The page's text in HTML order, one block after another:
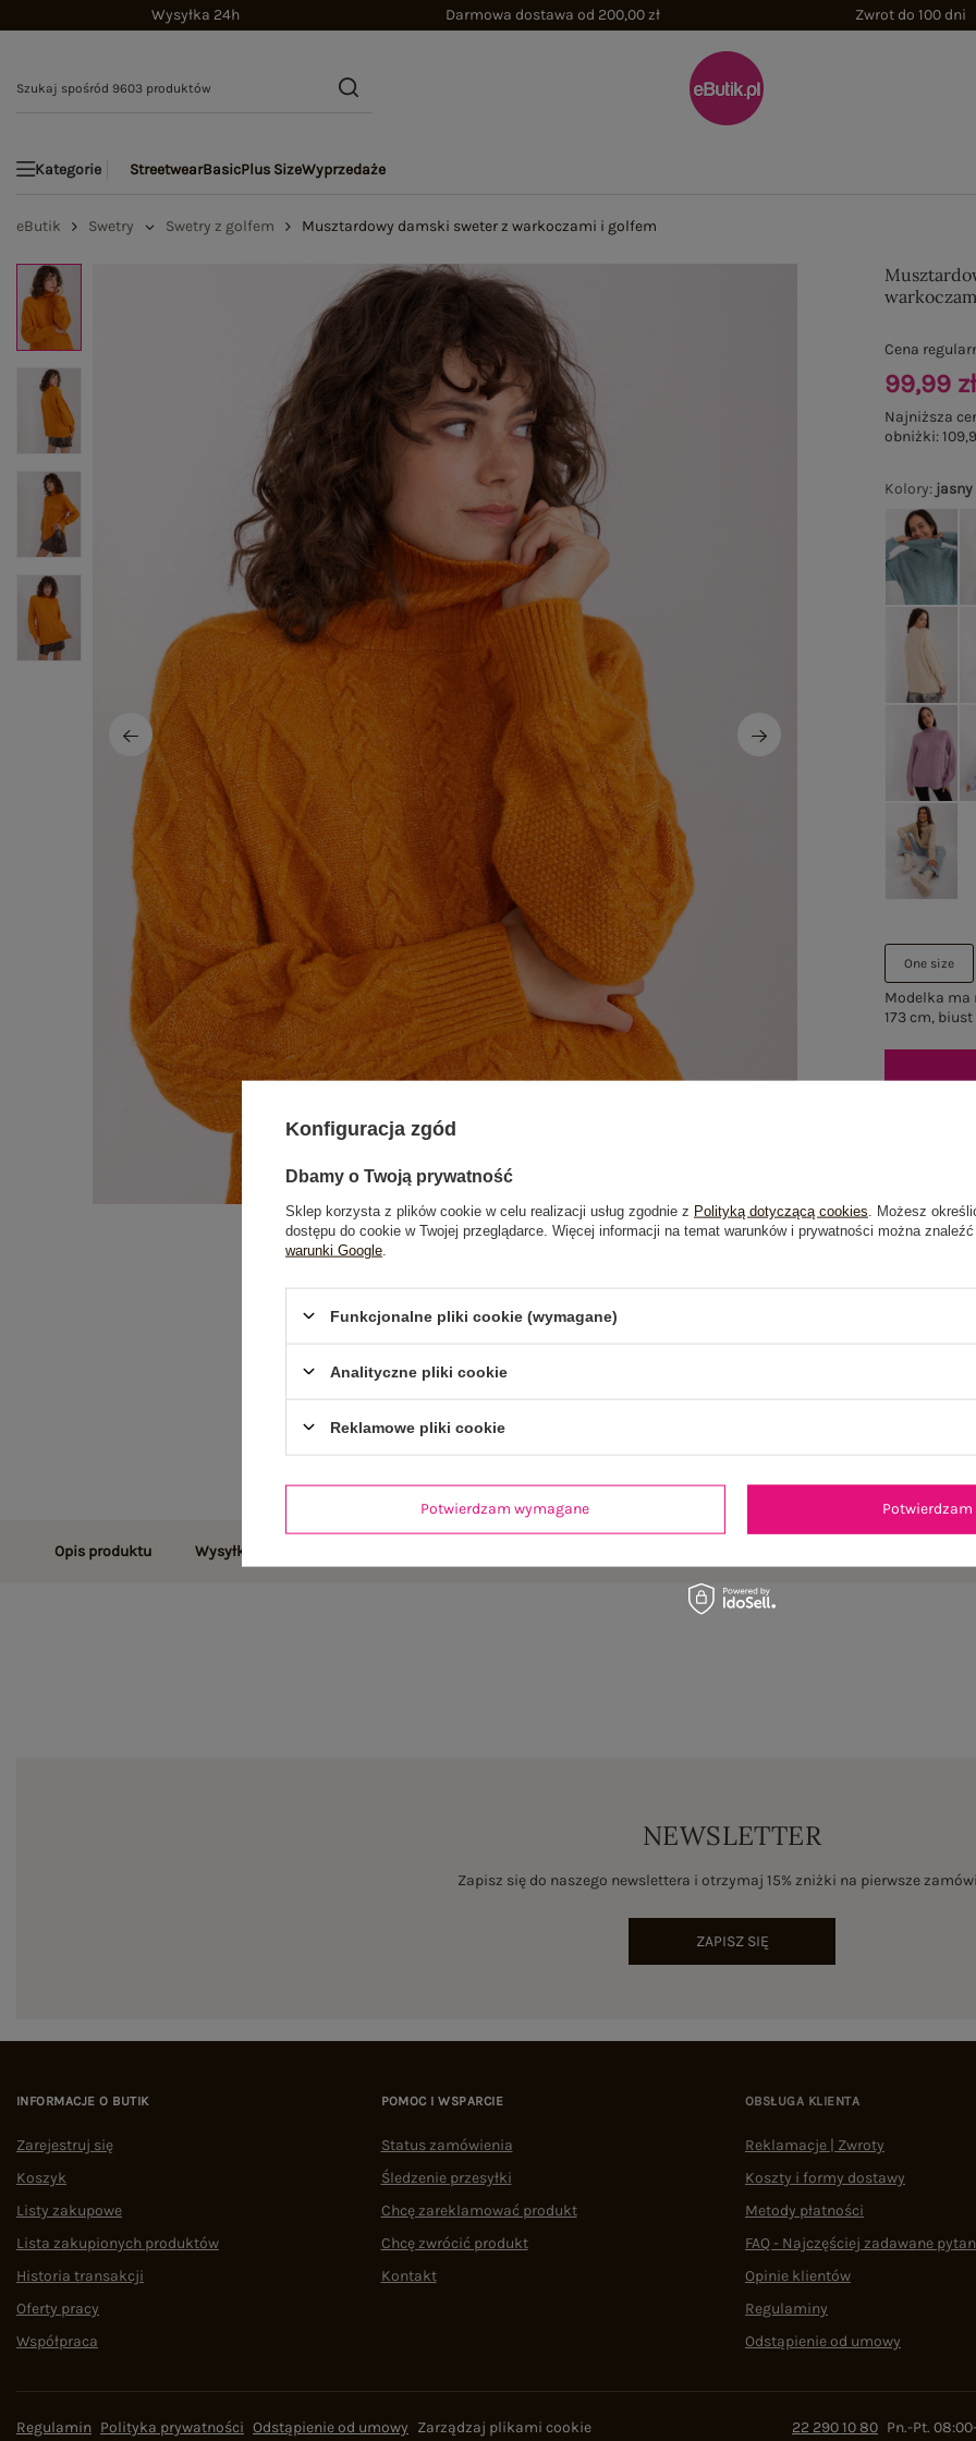
Wysyłka 24h Darmowa dostawa od 200,00 zł Zwrot do 100 dni
Kategorie StreetwearBasicPlus SizeWyprzedaże
eButik Swetry Swetry z golfem Musztardowy damski sweter z warkoczami i golfem
Kolory:
One size
Modelka ma
173 cm,
Cena
99,99
Najniższa
obniżki:
Opis produktu Wysyłka i dostawa
NEWSLETTER
Zapisz się do naszego newslettera i otrzymaj 15% zniżki na pierwsze
ZAPISZ SIĘ
INFORMACJE O BUTIK
Zarejestruj się
Koszyk
Listy zakupowe
Lista zakupionych produktów
Historia transakcji
Oferty pracy
Współpraca
POMOC I WSPARCIE
Status zamówienia
Śledzenie przesyłki
Chcę zareklamować produkt
Chcę zwrócić produkt
Kontakt
OBSŁUGA KLIENTA
Reklamacje | Zwroty
Koszty i formy dostawy
Metody płatności
FAQ - Najczęściej zadawane
Opinie klientów
Regulaminy
Odstąpienie od umowy
Regulamin Polityka prywatności Odstąpienie od umowy Zarządzaj plikami cookie 22 290 10 80 Pn.-Pt.
Konfiguracja zgód
Dbamy o Twoją prywatność
Sklep korzysta z plików cookie w celu realizacji usług zgodnie z Polityką dotyczącą cookies . Możesz
dostępu do cookie w Twojej przeglądarce. Więcej informacji na temat warunków i prywatności można
warunki Google
Funkcjonalne pliki cookie (wymagane)
Analityczne pliki cookie
Reklamowe pliki cookie
Potwierdzam wymagane